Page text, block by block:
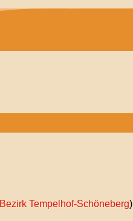
Bezirk Tempelhof-Schöneberg)